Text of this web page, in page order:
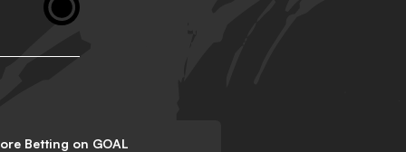
Betting on GOAL